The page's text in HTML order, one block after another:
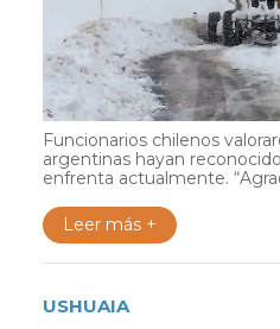
Funcionarios chilenos
argentinas hayan
enfrenta actualmente.
Leer más +
USHUAIA